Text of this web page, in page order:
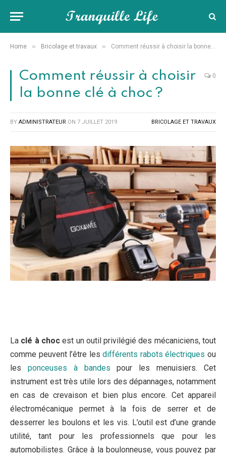
Home » Bricolage et travaux » Comment réussir à choisir la bonne clé à choc ?
Comment réussir à choisir
la bonne clé à choc ?
0
BY ADMINISTRATEUR ON 7 JUILLET 2019 BRICOLAGE ET TRAVAUX
La clé à chocest un outil privilégié des mécaniciens, tout
comme peuvent l’être lesdifférents rabots électriques ou
les ponceuses à bandes pour les menuisiers. Cet
instrument est très utile lors des dépannages, notamment
en cas de crevaison et bien plus encore. Cet appareil
électromécanique permet à la fois de serrer et de
desserrer les boulons et les vis. L’outil est d’une grande
utilité, tant pour les professionnels que pour les
automobilistes. Grâce à la boulonneuse, vous pouvez par